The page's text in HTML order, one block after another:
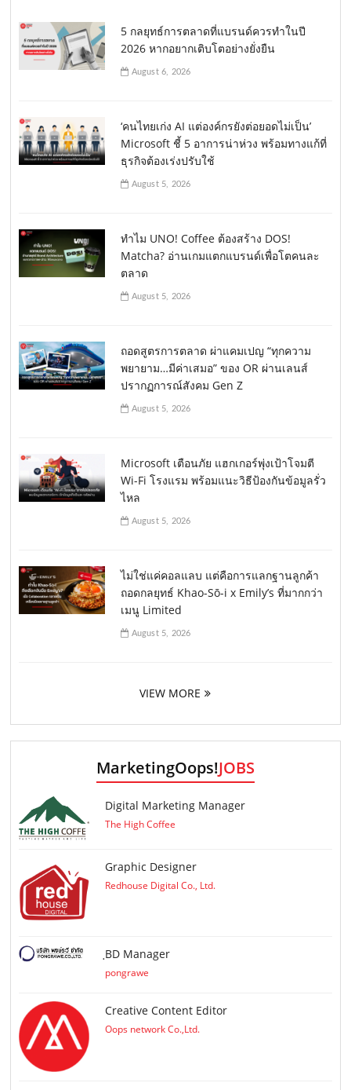
5 กลยุทธ์การตลาดที่แบรนด์ควรทำในปี
2026 หากอยากเติบโตอย่างยั่งยืน
August 6, 2026
‘คนไทยเก่ง AI แต่องค์กรยังต่อยอดไม่เป็น’
Microsoft ชี้ 5 อาการน่าห่วง พร้อมทางแก้ที่
ธุรกิจต้องเร่งปรับใช้
August 5, 2026
ทำไม UNO! Coffee ต้องสร้าง DOS!
Matcha? อ่านเกมแตกแบรนด์เพื่อโตคนละ
ตลาด
August 5, 2026
ถอดสูตรการตลาด ผ่าแคมเปญ “ทุกความ
พยายาม…มีค่าเสมอ” ของ OR ผ่านเลนส์
ปรากฏการณ์สังคม Gen Z
August 5, 2026
Microsoft เตือนภัย แฮกเกอร์พุ่งเป้าโจมตี
Wi-Fi โรงแรม พร้อมแนะวิธีป้องกันข้อมูลรั่ว
ไหล
August 5, 2026
ไม่ใช่แค่คอลแลบ แต่คือการแลกฐานลูกค้า
ถอดกลยุทธ์ Khao-Sō-i x Emily’s ที่มากกว่า
เมนู Limited
August 5, 2026
VIEW MORE
MarketingOops!JOBS
Digital Marketing Manager
The High Coffee
Graphic Designer
Redhouse Digital Co., Ltd.
ฺBD Manager
pongrawe
Creative Content Editor
Oops network Co.,Ltd.